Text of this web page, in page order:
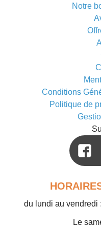
Notre
Conditions
Politique de
du lundi au vendredi
Le